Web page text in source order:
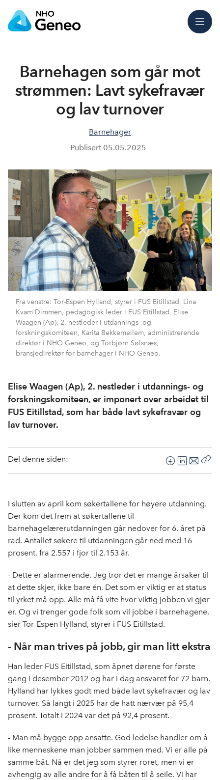
Meny
Barnehagen som går mot
strømmen: Lavt sykefravær
og lav turnover
Barnehager
Publisert 05.05.2025
Fra venstre: Tor-Espen Hylland, styrer i FUS Eitillstad, Lina
Kvam Dimmen, pedagogisk leder i FUS Eitillstad, Elise
Waagen (Ap), 2. nestleder i utdannings- og
forskningskomiteen, Karita Bekkemellem, administrerende
direktør i NHO Geneo, og Torbjørn Sølsnæs,
bransjedirektør for barnehager i NHO Geneo.
Elise Waagen (Ap), 2. nestleder i utdannings- og
forskningskomiteen, er imponert over arbeidet til
FUS Eitillstad, som har både lavt sykefravær og
lav turnover.
Del denne siden:
F
a
e
L
i
k
E
-
o
I slutten av april kom søkertallene for høyere utdanning.
Der kom det frem at søkertallene til
barnehagelærerutdanningen går nedover for 6. året på
rad. Antallet søkere til utdanningen går ned med 16
prosent, fra 2.557 i fjor til 2.153 år.
- Dette er alarmerende. Jeg tror det er mange årsaker til
at dette skjer, ikke bare én. Det som er viktig er at status
til yrket må opp. Alle må få vite hvor viktig jobben vi gjør
er. Og vi trenger gode folk som vil jobbe i barnehagene,
sier Tor-Espen Hylland, styrer i FUS Eitillstad.
- Når man trives på jobb, gir man litt ekstra
Han leder FUS Eitillstad, som åpnet dørene for første
gang i desember 2012 og har i dag ansvaret for 72 barn.
Hylland har lykkes godt med både lavt sykefravær og lav
turnover. Så langt i 2025 har de hatt nærvær på 95,4
prosent. Totalt i 2024 var det på 92,4 prosent.
- Man må bygge opp ansatte. God ledelse handler om å
like menneskene man jobber sammen med. Vi er alle på
samme båt. Nå er det jeg som styrer roret, men vi er
avhengig av alle andre for å få båten til å seile. Vi har